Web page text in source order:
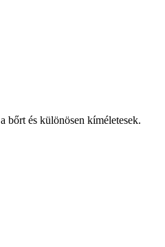
bőrt és különösen kíméletesek.